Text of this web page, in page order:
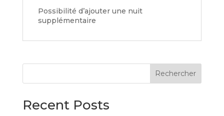
Possibilité d’ajouter une nuit
supplémentaire
Rechercher
Recent Posts